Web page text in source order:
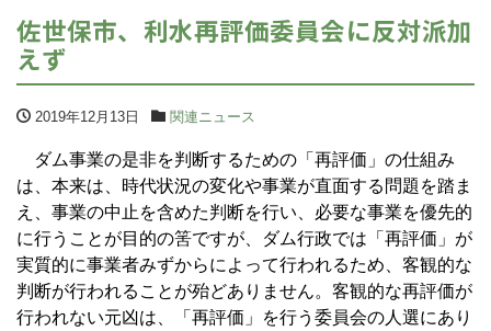
佐世保市、利水再評価委員会に反対派加
えず
2019年12月13日 関連ニュース
ダム事業の是非を判断するための「再評価」の仕組み
は、本来は、時代状況の変化や事業が直面する問題を踏ま
え、事業の中止を含めた判断を行い、必要な事業を優先的
に行うことが目的の筈ですが、ダム行政では「再評価」が
実質的に事業者みずからによって行われるため、客観的な
判断が行われることが殆どありません。客観的な再評価が
行われない元凶は、「再評価」を行う委員会の人選にあり